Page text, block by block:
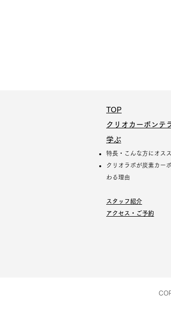
TOP
クリオカーボンテ
学ぶ
特長・こんな方にオス
クリオラボが炭素カー
わる理由
スタッフ紹介
アクセス・ご予約